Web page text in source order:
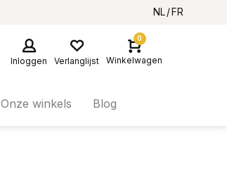
NL FR
Inloggen Verlanglijst
0
Winkelwagen
Onze winkels Blog